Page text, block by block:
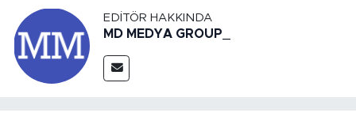
EDITÖR HAKKINDA
MD MEDYA GROUP_